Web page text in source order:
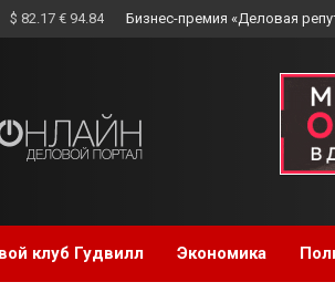
$ 82.17 € 94.84 Бизнес-премия «Деловая
клуб Гудвилл Экономика